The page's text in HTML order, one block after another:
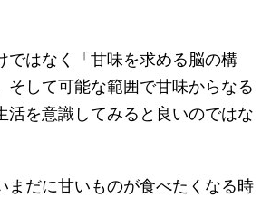
ではなく「甘味を求める脳の構
そして可能な範囲で甘味からなる
活を意識してみると良いのではな
まだに甘いものが食べたくなる時